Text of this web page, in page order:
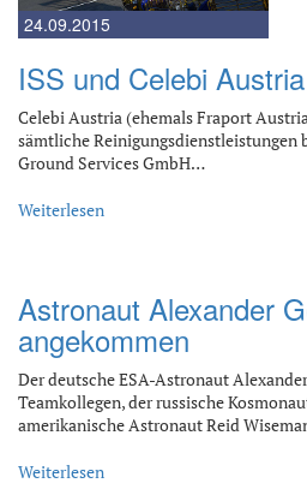
24.09.2015
ISS und Celebi
Celebi Austria (ehemals Fraport
sämtliche Reinigungsdienstleistungen
Ground Services GmbH…
Weiterlesen
Astronaut Alexander
angekommen
Der deutsche ESA-Astronaut
Teamkollegen, der russische
amerikanische Astronaut Reid
Weiterlesen